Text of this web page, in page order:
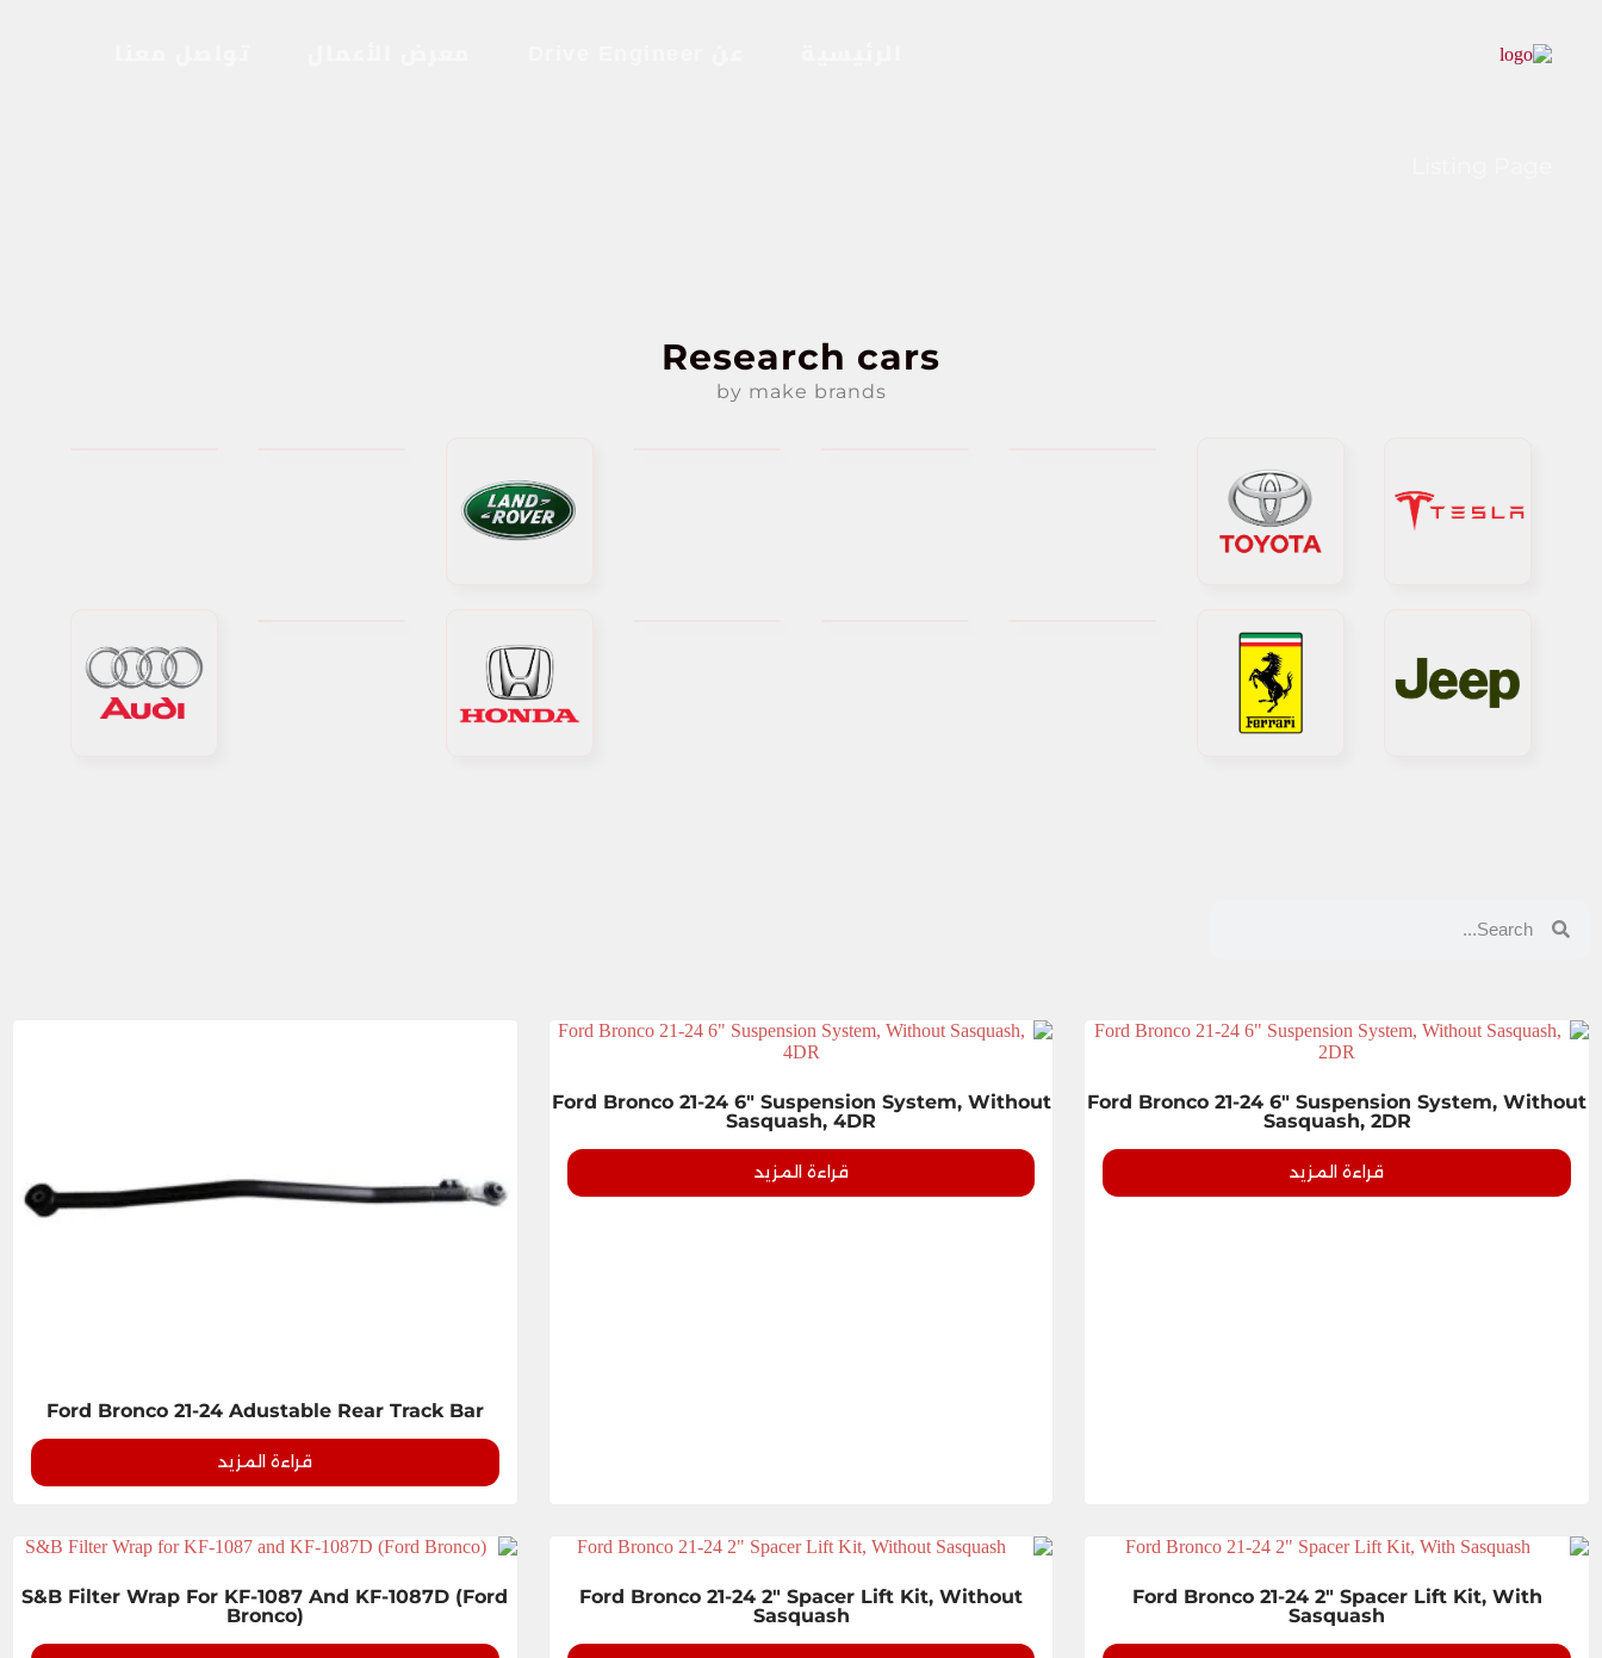
Research cars
by make brands
Ford Bronco 21-24 6" Suspension System, Without
Sasquash, 2DR
قراءة المزيد
Ford Bronco 21-24 6" Suspension System, Without
Sasquash, 4DR
قراءة المزيد
Ford Bronco 21-24 Adustable Rear Track Bar
قراءة المزيد
Ford Bronco 21-24 2" Spacer Lift Kit, With
Sasquash
Ford Bronco 21-24 2" Spacer Lift Kit, Without
Sasquash
S&B Filter Wrap For KF-1087 And KF-1087D (Ford
Bronco)